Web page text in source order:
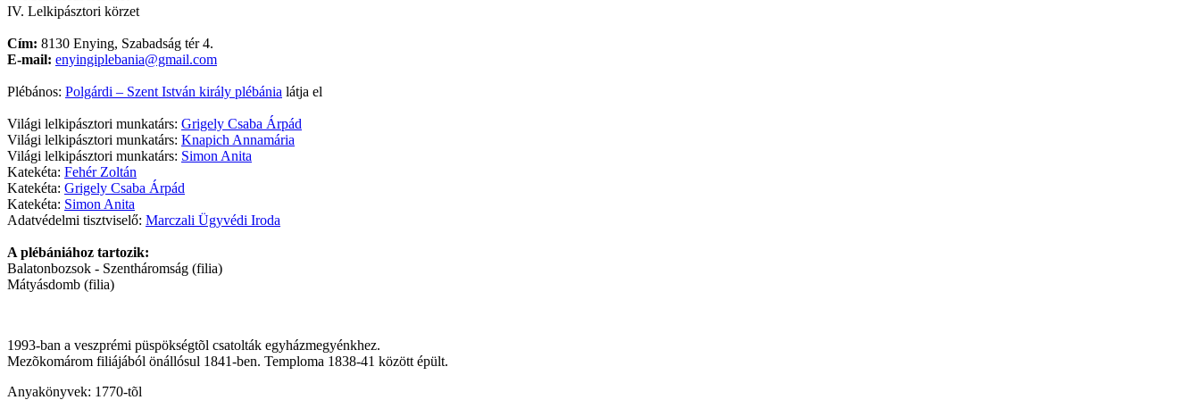
IV. Lelkipásztori körzet
Cím: 8130 Enying, Szabadság tér 4.
E-mail: enyingiplebania@gmail.com
Plébános: Polgárdi – Szent István király plébánia látja el
Világi lelkipásztori munkatárs: Grigely Csaba Árpád
Világi lelkipásztori munkatárs: Knapich Annamária
Világi lelkipásztori munkatárs: Simon Anita
Katekéta: Fehér Zoltán
Katekéta: Grigely Csaba Árpád
Katekéta: Simon Anita
Adatvédelmi tisztviselő: Marczali Ügyvédi Iroda
A plébániához tartozik:
Balatonbozsok - Szentháromság (filia)
Mátyásdomb (filia)
1993-ban a veszprémi püspökségtõl csatolták egyházmegyénkhez.
Mezõkomárom filiájából önállósul 1841-ben. Temploma 1838-41 között épült.
Anyakönyvek: 1770-tõl